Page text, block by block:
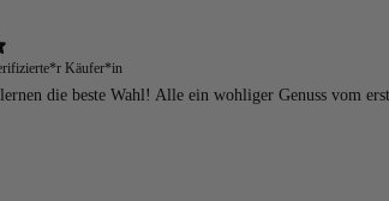
Käufer*in
die beste Wahl! Alle ein wohliger Genuss vom